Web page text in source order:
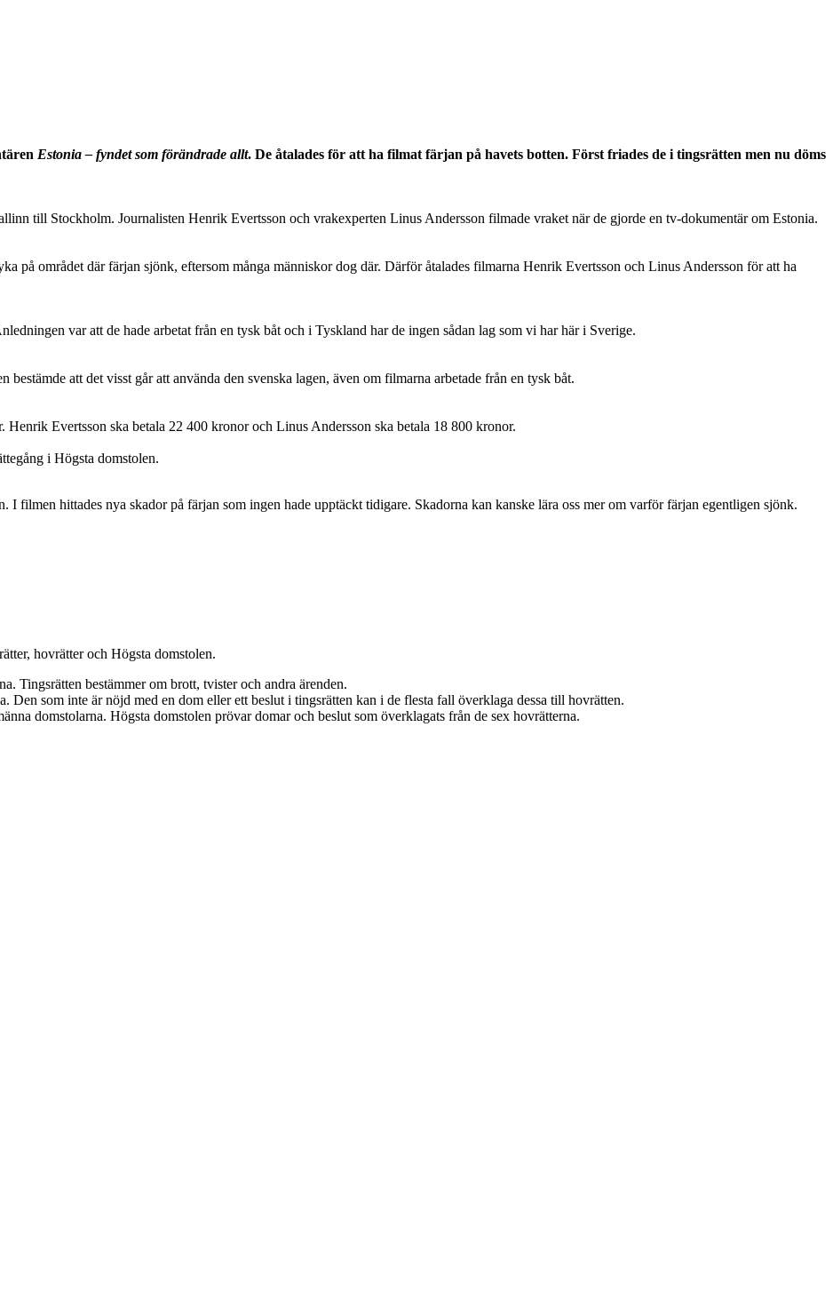
Estonia – fyndet som förändrade allt. De åtalades för att ha filmat färjan på havets botten. Först friades de i tingsrätten men nu döms
till Stockholm. Journalisten Henrik Evertsson och vrakexperten Linus Andersson filmade vraket när de gjorde en tv-dokumentär om Estonia.
på området där färjan sjönk, eftersom många människor dog där. Därför åtalades filmarna Henrik Evertsson och Linus Andersson för att ha
var att de hade arbetat från en tysk båt och i Tyskland har de ingen sådan lag som vi har här i Sverige.
att det visst går att använda den svenska lagen, även om filmarna arbetade från en tysk båt.
Evertsson ska betala 22 400 kronor och Linus Andersson ska betala 18 800 kronor.
i Högsta domstolen.
filmen hittades nya skador på färjan som ingen hade upptäckt tidigare. Skadorna kan kanske lära oss mer om varför färjan egentligen sjönk.
hovrätter och Högsta domstolen.
Tingsrätten bestämmer om brott, tvister och andra ärenden.
Den som inte är nöjd med en dom eller ett beslut i tingsrätten kan i de flesta fall överklaga dessa till hovrätten.
domstolarna. Högsta domstolen prövar domar och beslut som överklagats från de sex hovrätterna.